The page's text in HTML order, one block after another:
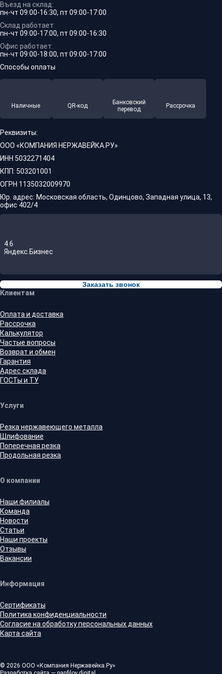
Въезд на склад:
пн-чт 09:00-16:30, пт 09:00-17:00
Склад работает:
пн-чт 09:00-17:00, пт 09:00-16:30
Офис работает:
пн-чт 09:00-18:00, пт 09:00-17:00
Способы оплаты
Наличные QR-код
Банковский
перевод
Рассрочка
Реквизиты:
ООО «КОМПАНИЯ НЕРЖАВЕЙКА.РУ»
ИНН 5032271404
КПП: 503201001
ОГРН 1135032009970
Юр. адрес: Московская область, Одинцово, Западная улица, 13,
офис 402/4
4.6
Яндекс.Бизнес
Заказать звонок
Клиентам
Оплата и доставка
Рассрочка
Калькулятор
Частые вопросы
Возврат и обмен
Гарантия
Адрес склада
ГОСТы и ТУ
Услуги
Резка нержавеющего металла
Шлифование
Поперечная резка
Продольная резка
О компании
Наши филиалы
Команда
Новости
Статьи
Наши проекты
Отзывы
Вакансии
Информация
Сертификаты
Политика конфиденциальности
Согласие на обработку персональных данных
Карта сайта
© 2026 ООО «Компания Нержавейка.Ру»